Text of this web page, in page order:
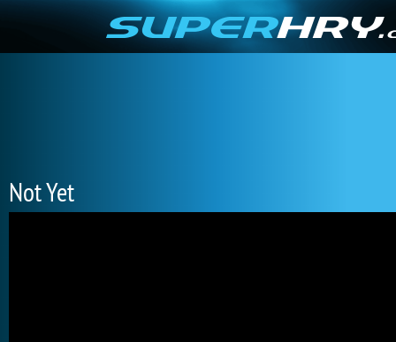
Not Yet